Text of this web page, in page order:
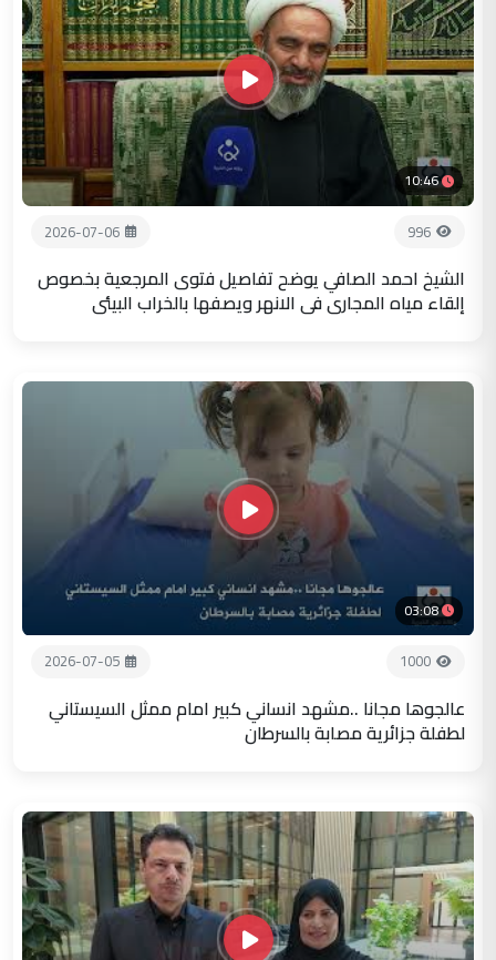
10:46
996
2026-07-06
الشيخ احمد الصافي يوضح تفاصيل فتوى المرجعية بخصوص
إلقاء مياه المجاري في الانهر ويصفها بالخراب البيئي
03:08
1000
2026-07-05
عالجوها مجانا ..مشهد انساني كبير امام ممثل السيستاني
لطفلة جزائرية مصابة بالسرطان